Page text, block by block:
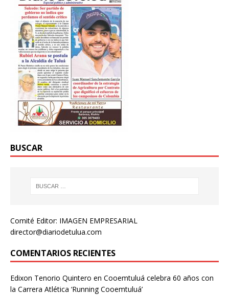
BUSCAR
Comité Editor: IMAGEN EMPRESARIAL
director@diariodetulua.com
COMENTARIOS RECIENTES
Edixon Tenorio Quintero en Cooemtuluá celebra 60 años con
la Carrera Atlética ‘Running Cooemtuluá’